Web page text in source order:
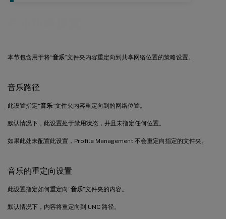
本节包含用于将“音乐”文件夹内容重定向到共享网络位置的策略设置。
音乐路径
此设置指定“音乐”文件夹内容重定向到的网络位置。
默认情况下，此设置处于禁用状态，并且未指定任何位置。
如果此处未配置此设置，Profile Management 不会重定向指定的文件夹。
音乐的重定向设置
此设置指定如何重定向“音乐”文件夹的内容。
默认情况下，内容将重定向到 UNC 路径。